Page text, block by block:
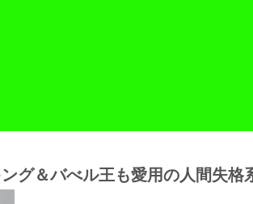
グ＆バべル王も愛用の人間失格